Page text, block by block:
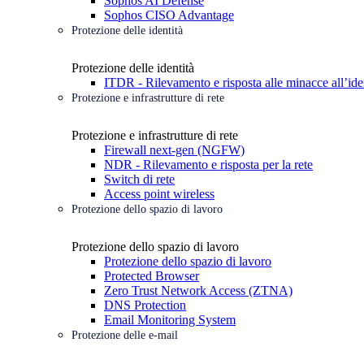
Sophos CISO Advantage
Protezione delle identità
Protezione delle identità
ITDR - Rilevamento e risposta alle minacce
Protezione e infrastrutture di rete
Protezione e infrastrutture di rete
Firewall next-gen (NGFW)
NDR - Rilevamento e risposta per la rete
Switch di rete
Access point wireless
Protezione dello spazio di lavoro
Protezione dello spazio di lavoro
Protezione dello spazio di lavoro
Protected Browser
Zero Trust Network Access (ZTNA)
DNS Protection
Email Monitoring System
Protezione delle e-mail